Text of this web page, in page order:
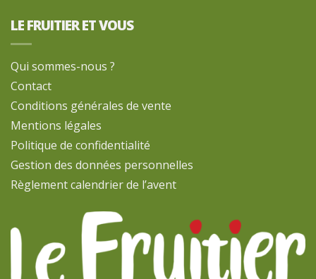
LE FRUITIER ET VOUS
Qui sommes-nous ?
Contact
Conditions générales de vente
Mentions légales
Politique de confidentialité
Gestion des données personnelles
Règlement calendrier de l’avent